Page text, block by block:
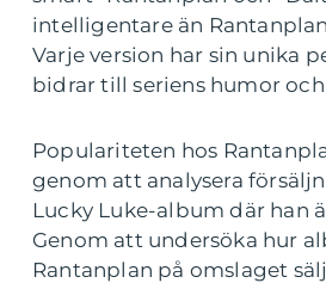
intelligentare än
Varje version har sin unika
bidrar till seriens humor
Populariteten hos
genom att analysera
Lucky Luke-album där han
Genom att undersöka hur
Rantanplan på omslaget